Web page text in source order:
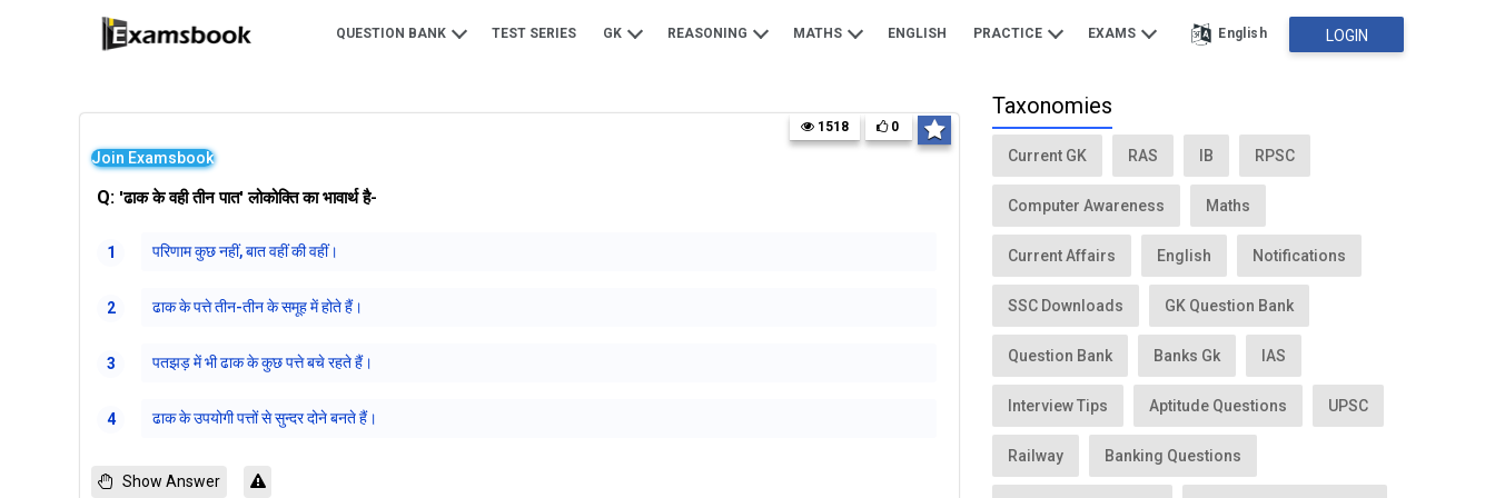
QUESTION BANK TEST SERIES GK REASONING MATHS ENGLISH PRACTICE EXAMS English LOGIN
Join Examsbook
1518 0
Q: 'ढाक के वही तीन पात' लोकोक्ति का भावार्थ है-
1 परिणाम कुछ नहीं, बात वहीं की वहीं।
2 ढाक के पत्ते तीन-तीन के समूह में होते हैं।
3 पतझड़ में भी ढाक के कुछ पत्ते बचे रहते हैं।
4 ढाक के उपयोगी पत्तों से सुन्दर दोने बनते हैं।
Show Answer
Taxonomies
Current GK RAS IB RPSC
Computer Awareness Maths
Current Affairs English Notifications
SSC Downloads GK Question Bank
Question Bank Banks Gk IAS
Interview Tips Aptitude Questions UPSC
Railway Banking Questions